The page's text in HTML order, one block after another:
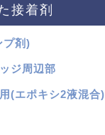
接着剤
プ剤)
ジ周辺部
(エポキシ2液混合)